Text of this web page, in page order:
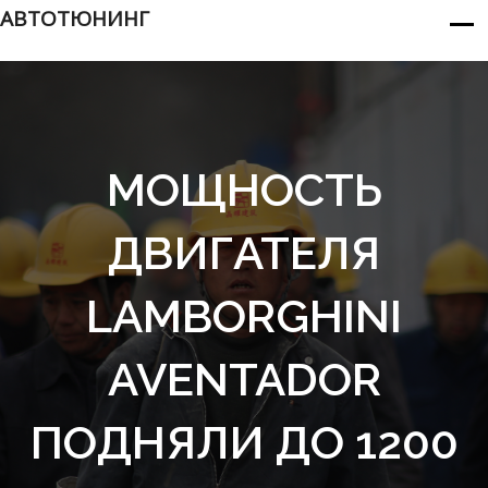
АВТОТЮНИНГ
МОЩНОСТЬ
ДВИГАТЕЛЯ
LAMBORGHINI
AVENTADOR
ПОДНЯЛИ ДО 1200